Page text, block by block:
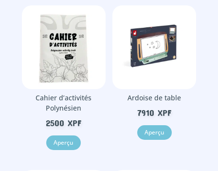
Cahier d’activités
Polynésien
2500XPF
Aperçu
Ardoise de table
7910XPF
Aperçu